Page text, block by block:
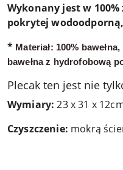
Wykonany jest w
pokrytej
* Materiał: 100%
bawełna z hydrofobową
Plecak ten jest nie
Wymiary: 23 x 31 x
Czyszczenie: mokrą